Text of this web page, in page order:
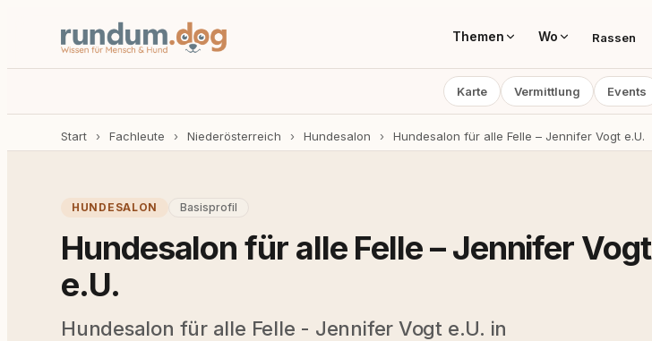
Themen Wo Rassen
Karte Vermittlung Events
Start › Fachleute › Niederösterreich › Hundesalon › Hundesalon für alle Felle – Jennifer Vogt e.U.
HUNDESALON Basisprofil
Hundesalon für alle Felle – Jennifer Vogt
e.U.
Hundesalon für alle Felle - Jennifer Vogt e.U. in